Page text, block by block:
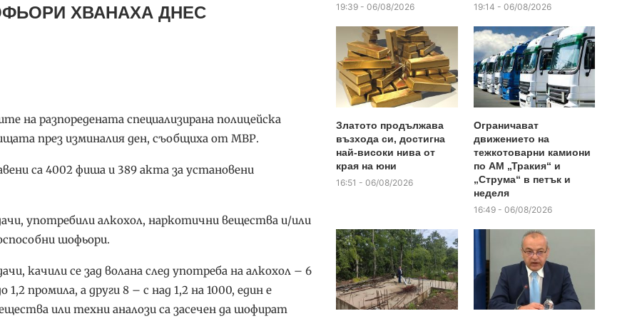
ХВАНАХА ДНЕС
на разпоредената специализирана полицейска
през изминалия ден, съобщиха от МВР.
са 4002 фиша и 389 акта за установени
употребили алкохол, наркотични вещества и/или
шофьори.
качили се зад волана след употреба на алкохол – 6
промила, а други 8 – с над 1,2 на 1000, един е
или техни аналози са засечен да шофират
19:39 - 06/08/2026 19:14 - 06/08/2026
Златото продължава
възхода си, достигна
най-високи нива от
края на юни
16:51 - 06/08/2026
Ограничават
движението на
тежкотоварни камиони
по АМ „Тракия“ и
„Струма“ в петък и
неделя
16:49 - 06/08/2026